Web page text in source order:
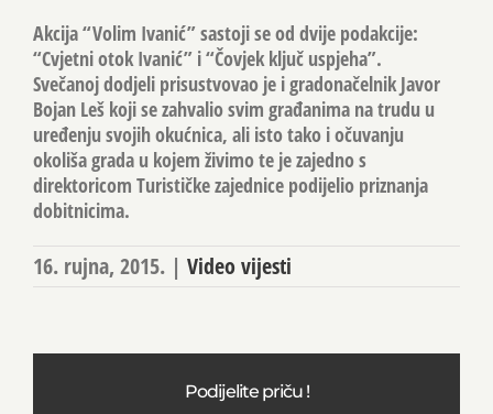
Akcija “Volim Ivanić” sastoji se od dvije podakcije:
“Cvjetni otok Ivanić” i “Čovjek ključ uspjeha”.
Svečanoj dodjeli prisustvovao je i gradonačelnik Javor
Bojan Leš koji se zahvalio svim građanima na trudu u
uređenju svojih okućnica, ali isto tako i očuvanju
okoliša grada u kojem živimo te je zajedno s
direktoricom Turističke zajednice podijelio priznanja
dobitnicima.
16. rujna, 2015. | Video vijesti
Podijelite priču !